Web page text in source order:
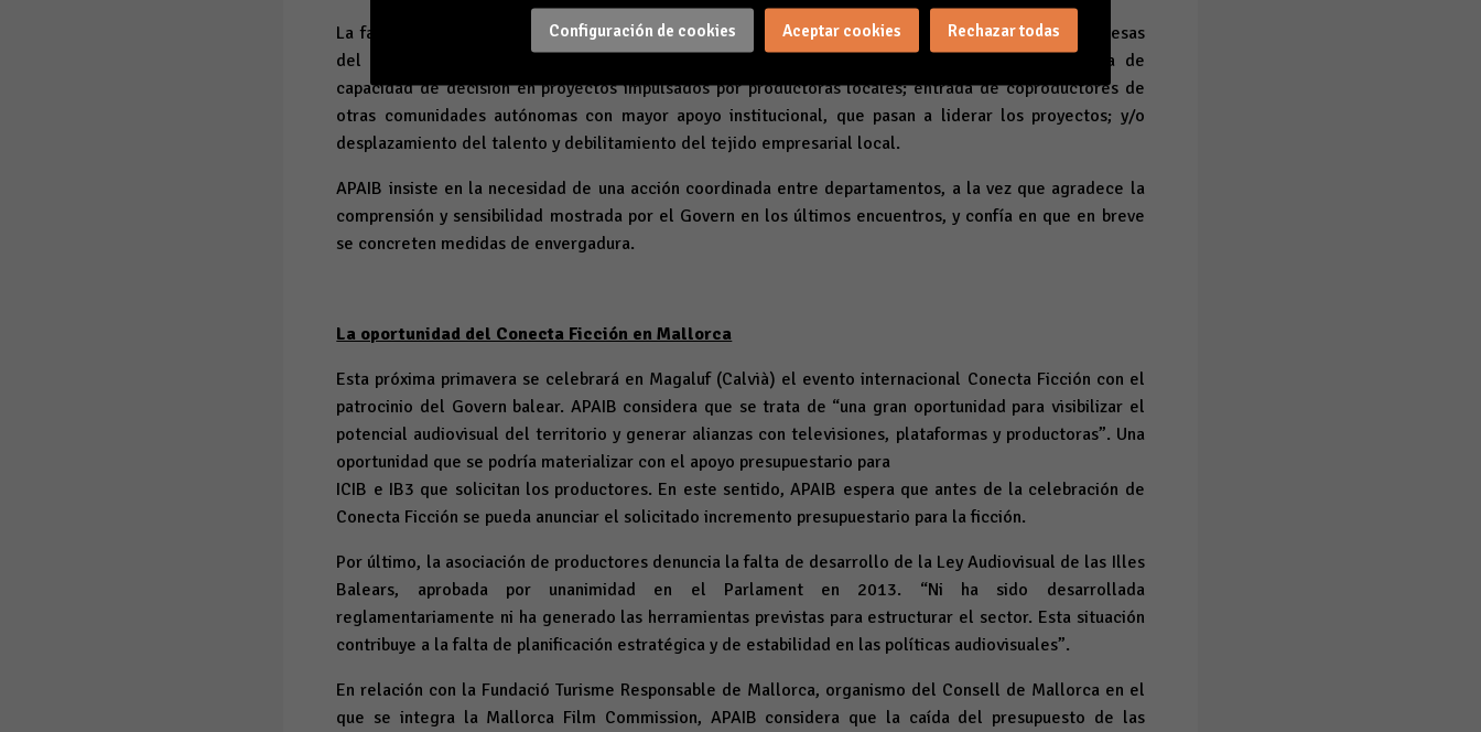
La falta de inversión pública está generando consecuencias directas y estructurales para las empresas
del sector: imposibilidad de liderar o coproducir proyectos de ficción desde las Islas; pérdida de
capacidad de decisión en proyectos impulsados por productoras locales; entrada de coproductores de
otras comunidades autónomas con mayor apoyo institucional, que pasan a liderar los proyectos; y/o
desplazamiento del talento y debilitamiento del tejido empresarial local.
APAIB insiste en la necesidad de una acción coordinada entre departamentos, a la vez que agradece la
comprensión y sensibilidad mostrada por el Govern en los últimos encuentros, y confía en que en breve
se concreten medidas de envergadura.
La oportunidad del Conecta Ficción en Mallorca
Esta próxima primavera se celebrará en Magaluf (Calvià) el evento internacional Conecta Ficción con el
patrocinio del Govern balear. APAIB considera que se trata de “una gran oportunidad para visibilizar el
potencial audiovisual del territorio y generar alianzas con televisiones, plataformas y productoras”. Una
oportunidad que se podría materializar con el apoyo presupuestario para
ICIB e IB3 que solicitan los productores. En este sentido, APAIB espera que antes de la celebración de
Conecta Ficción se pueda anunciar el solicitado incremento presupuestario para la ficción.
Por último, la asociación de productores denuncia la falta de desarrollo de la Ley Audiovisual de las Illes
Balears, aprobada por unanimidad en el Parlament en 2013. “Ni ha sido desarrollada
reglamentariamente ni ha generado las herramientas previstas para estructurar el sector. Esta situación
contribuye a la falta de planificación estratégica y de estabilidad en las políticas audiovisuales”.
En relación con la Fundació Turisme Responsable de Mallorca, organismo del Consell de Mallorca en el
que se integra la Mallorca Film Commission, APAIB considera que la caída del presupuesto de las
Configuración de cookies Aceptar cookies Rechazar todas